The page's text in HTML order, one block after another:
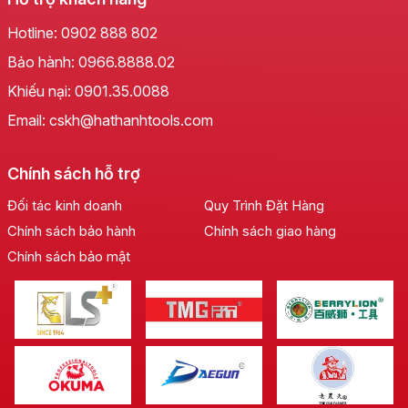
lại cảm giác cầm nắm thoải mái, giảm thiểu sự mỏi tay
năng suất và sự an toàn cho người sử dụng.
Hotline: 0902 888 802
Bảo hành: 0966.8888.02
Khiếu nại: 0901.35.0088
Email: cskh@hathanhtools.com
Chính sách hỗ trợ
Đối tác kinh doanh
Quy Trình Đặt Hàng
Chính sách bảo hành
Chính sách giao hàng
Chính sách bảo mật